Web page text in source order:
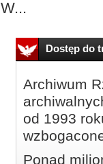
W...
Dostęp do
Archiwum
od 1993
Ponad